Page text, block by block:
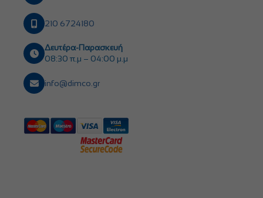
210 6724180
Δευτέρα-Παρασκευή
08:30 π.μ – 04:00 μ.μ
info@dimco.gr